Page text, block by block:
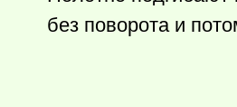
без поворота и